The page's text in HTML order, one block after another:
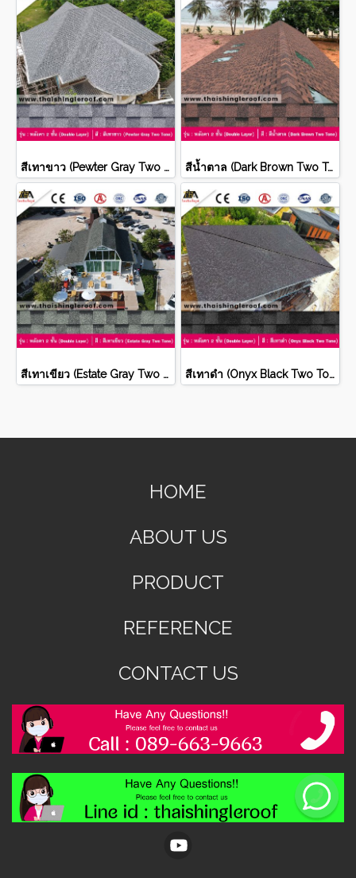
สีเทาขาว (Pewter Gray Two Tone) สีน้ำตาล (Dark Brown Two Tone)
สีเทาเขียว (Estate Gray Two Tone) สีเทาดำ (Onyx Black Two Tone)
HOME
ABOUT US
PRODUCT
REFERENCE
CONTACT US